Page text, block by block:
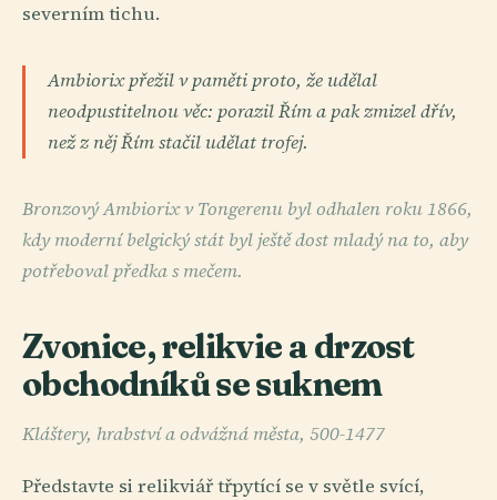
severním tichu.
Ambiorix přežil v paměti proto, že udělal
neodpustitelnou věc: porazil Řím a pak zmizel dřív,
než z něj Řím stačil udělat trofej.
Bronzový Ambiorix v Tongerenu byl odhalen roku 1866,
kdy moderní belgický stát byl ještě dost mladý na to, aby
potřeboval předka s mečem.
Zvonice, relikvie a drzost
obchodníků se suknem
Kláštery, hrabství a odvážná města, 500-1477
Představte si relikviář třpytící se v světle svící,